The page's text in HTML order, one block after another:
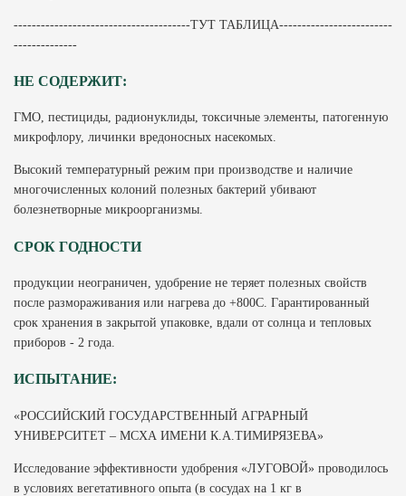
---------------------------------------ТУТ ТАБЛИЦА-------------------------
--------------
НЕ СОДЕРЖИТ:
ГМО, пестициды, радионуклиды, токсичные элементы, патогенную
микрофлору, личинки вредоносных насекомых.
Высокий температурный режим при производстве и наличие
многочисленных колоний полезных бактерий убивают
болезнетворные микроорганизмы.
СРОК ГОДНОСТИ
продукции неограничен, удобрение не теряет полезных свойств
после размораживания или нагрева до +800С. Гарантированный
срок хранения в закрытой упаковке, вдали от солнца и тепловых
приборов - 2 года.
ИСПЫТАНИЕ:
«РОССИЙСКИЙ ГОСУДАРСТВЕННЫЙ АГРАРНЫЙ
УНИВЕРСИТЕТ – МСХА ИМЕНИ К.А.ТИМИРЯЗЕВА»
Исследование эффективности удобрения «ЛУГОВОЙ» проводилось
в условиях вегетативного опыта (в сосудах на 1 кг в